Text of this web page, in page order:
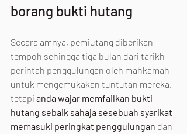
borang bukti hutang
Secara amnya, pemiutang diberikan
tempoh sehingga tiga bulan dari tarikh
perintah penggulungan oleh mahkamah
untuk mengemukakan tuntutan mereka,
tetapi anda wajar memfailkan bukti
hutang sebaik sahaja sesebuah syarikat
memasuki peringkat penggulungan dan